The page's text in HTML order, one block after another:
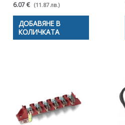
6.07 € (11.87 лв.)
ДОБАВЯНЕ В
КОЛИЧКАТА